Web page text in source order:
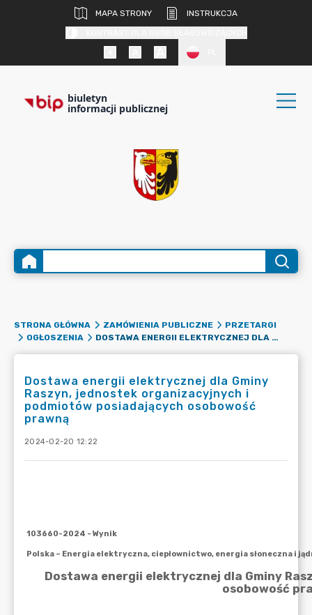
MAPA STRONY
INSTRUKCJA
biuletyn
informacji publicznej
STRONA GŁÓWNA ZAMÓWIENIA PUBLICZNE
PRZETARGI
OGŁOSZENIA
DOSTAWA ENERGII ELEKTRYCZNEJ DLA GMINY RASZYN, JEDNOSTEK ORGANIZACYJNYCH I PODMIOTÓW POSIADAJĄCYCH OSOBOWOŚĆ PRAWNĄ
Dostawa energii elektrycznej dla Gminy
Raszyn, jednostek organizacyjnych i
podmiotów posiadających osobowość
prawną
2024-02-20 12:22